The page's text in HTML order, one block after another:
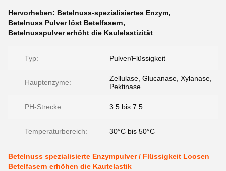
Hervorheben: Betelnuss-spezialisiertes Enzym,
Betelnuss Pulver löst Betelfasern,
Betelnusspulver erhöht die Kaulelastizität
Typ: Pulver/Flüssigkeit
Hauptenzyme:
Zellulase, Glucanase, Xylanase,
Pektinase
PH-Strecke: 3.5 bis 7.5
Temperaturbereich: 30°C bis 50°C
Betelnuss spezialisierte Enzympulver / Flüssigkeit Loosen
Betelfasern erhöhen die Kautelastik